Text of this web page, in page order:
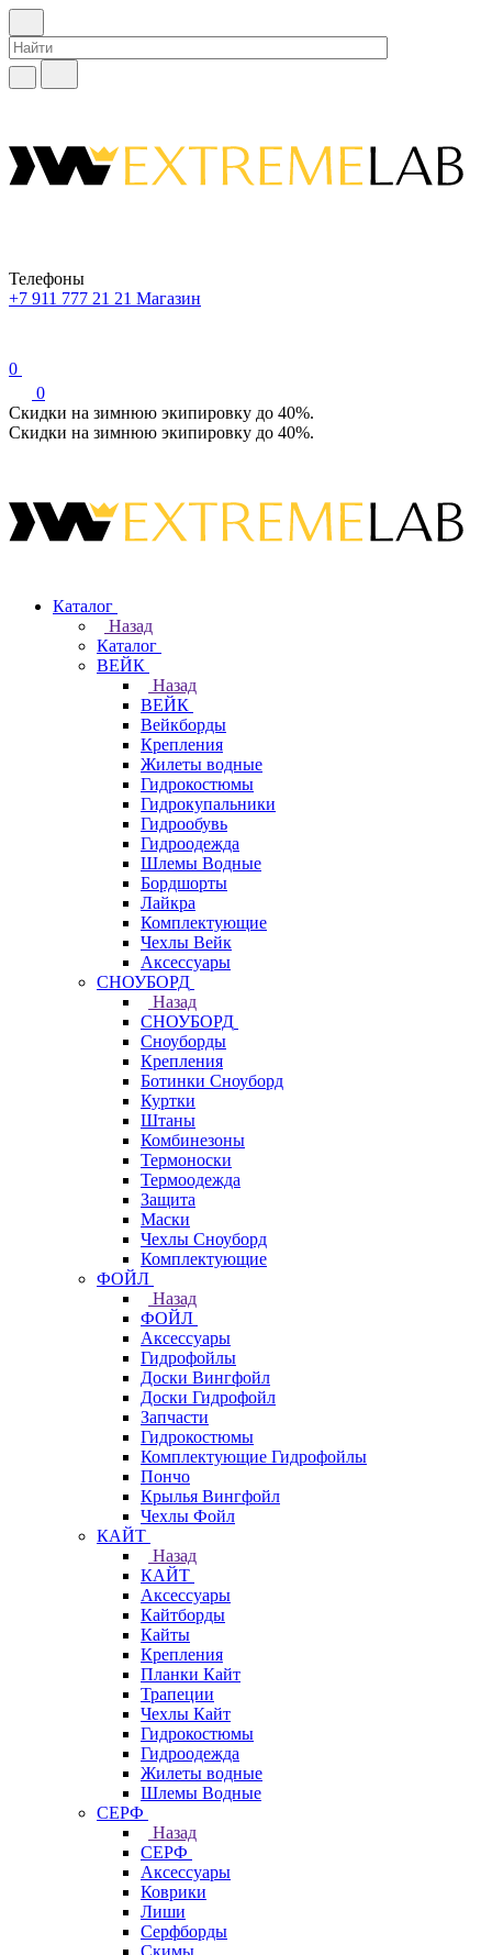
Телефоны
+7 911 777 21 21 Магазин
0
0
Скидки на зимнюю экипировку до 40%.
Скидки на зимнюю экипировку до 40%.
Каталог
Назад
Каталог
ВЕЙК
Назад
ВЕЙК
Вейкборды
Крепления
Жилеты водные
Гидрокостюмы
Гидрокупальники
Гидрообувь
Гидроодежда
Шлемы Водные
Бордшорты
Лайкра
Комплектующие
Чехлы Вейк
Аксессуары
СНОУБОРД
Назад
СНОУБОРД
Сноуборды
Крепления
Ботинки Сноуборд
Куртки
Штаны
Комбинезоны
Термоноски
Термоодежда
Защита
Маски
Чехлы Сноуборд
Комплектующие
ФОЙЛ
Назад
ФОЙЛ
Аксессуары
Гидрофойлы
Доски Вингфойл
Доски Гидрофойл
Запчасти
Гидрокостюмы
Комплектующие Гидрофойлы
Пончо
Крылья Вингфойл
Чехлы Фойл
КАЙТ
Назад
КАЙТ
Аксессуары
Кайтборды
Кайты
Крепления
Планки Кайт
Трапеции
Чехлы Кайт
Гидрокостюмы
Гидроодежда
Жилеты водные
Шлемы Водные
СЕРФ
Назад
СЕРФ
Аксессуары
Коврики
Лиши
Серфборды
Скимы